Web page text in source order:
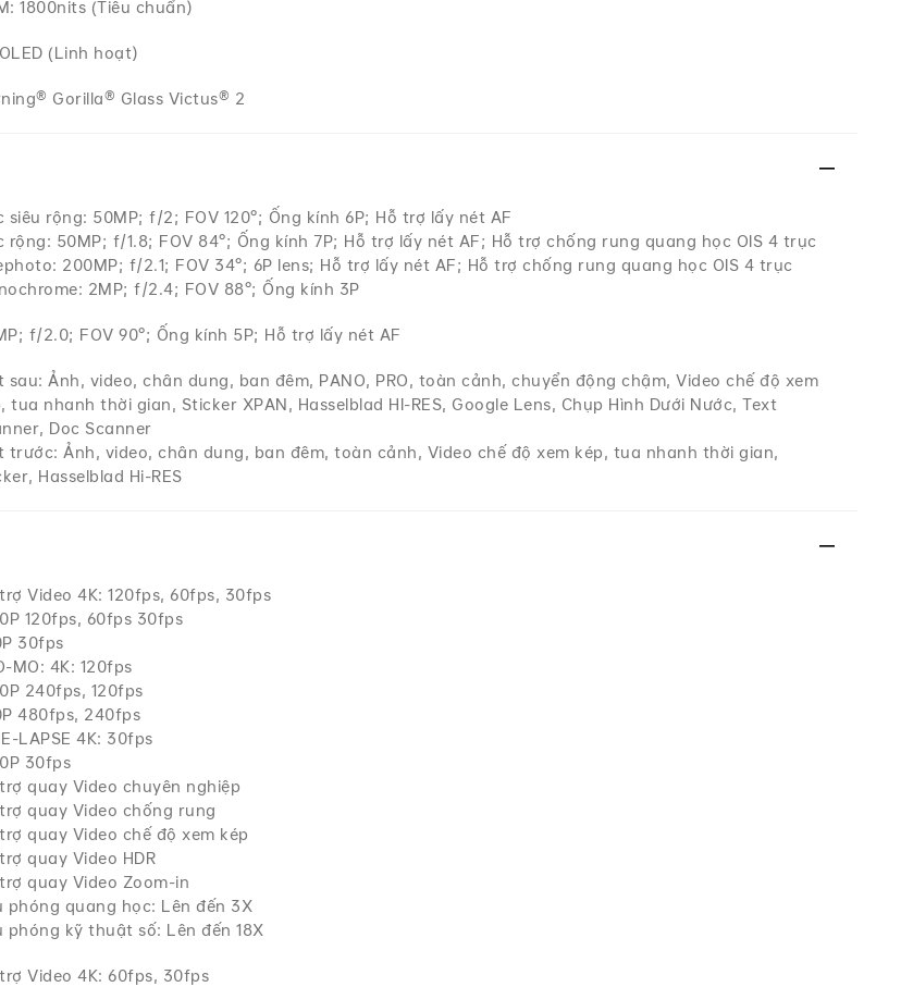
1800nits (Tiêu chuẩn)
(Linh hoạt)
Gorilla® Glass Victus® 2
siêu rộng: 50MP; f/2; FOV 120°; Ống kính 6P; Hỗ trợ lấy nét AF
rộng: 50MP; f/1.8; FOV 84°; Ống kính 7P; Hỗ trợ lấy nét AF; Hỗ trợ chống rung quang học OIS 4 trục
200MP; f/2.1; FOV 34°; 6P lens; Hỗ trợ lấy nét AF; Hỗ trợ chống rung quang học OIS 4 trục
2MP; f/2.4; FOV 88°; Ống kính 3P
f/2.0; FOV 90°; Ống kính 5P; Hỗ trợ lấy nét AF
sau: Ảnh, video, chân dung, ban đêm, PANO, PRO, toàn cảnh, chuyển động chậm, Video chế độ xem
tua nhanh thời gian, Sticker XPAN, Hasselblad HI-RES, Google Lens, Chụp Hình Dưới Nước, Text
Doc Scanner
trước: Ảnh, video, chân dung, ban đêm, toàn cảnh, Video chế độ xem kép, tua nhanh thời gian,
Hasselblad Hi-RES
Video 4K: 120fps, 60fps, 30fps
120fps, 60fps 30fps
30fps
MO: 4K: 120fps
240fps, 120fps
480fps, 240fps
LAPSE 4K: 30fps
30fps
quay Video chuyên nghiệp
quay Video chống rung
quay Video chế độ xem kép
quay Video HDR
quay Video Zoom-in
phóng quang học: Lên đến 3X
phóng kỹ thuật số: Lên đến 18X
Video 4K: 60fps, 30fps